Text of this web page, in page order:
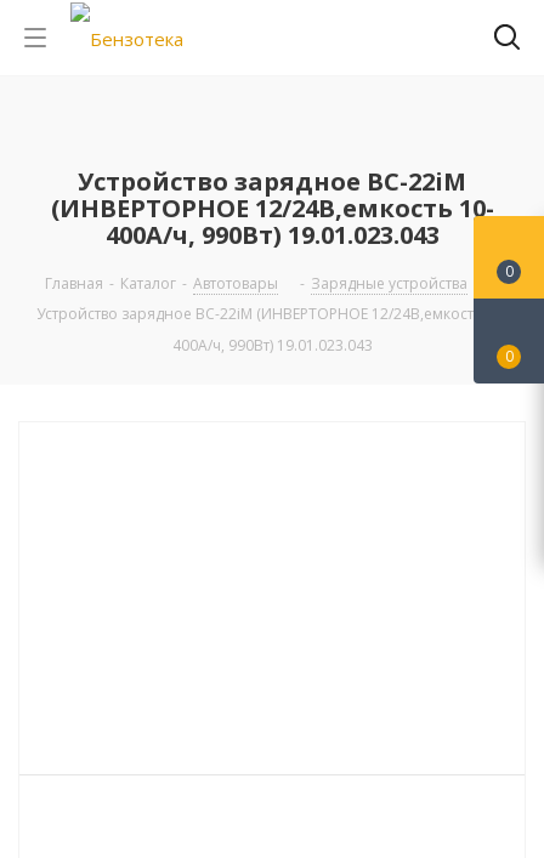
Устройство зарядное BC-22iM
(ИНВЕРТОРНОЕ 12/24В,емкость 10-
400А/ч, 990Вт) 19.01.023.043
Главная - Каталог - Автотовары - Зарядные устройства
Устройство зарядное BC-22iM (ИНВЕРТОРНОЕ 12/24В,емкость 10-
400А/ч, 990Вт) 19.01.023.043
0
0